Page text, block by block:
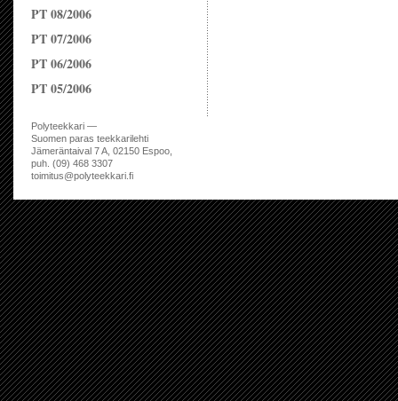
PT 08/2006
PT 07/2006
PT 06/2006
PT 05/2006
Polyteekkari —
Suomen paras teekkarilehti
Jämeräntaival 7 A, 02150 Espoo,
puh. (09) 468 3307
toimitus@polyteekkari.fi